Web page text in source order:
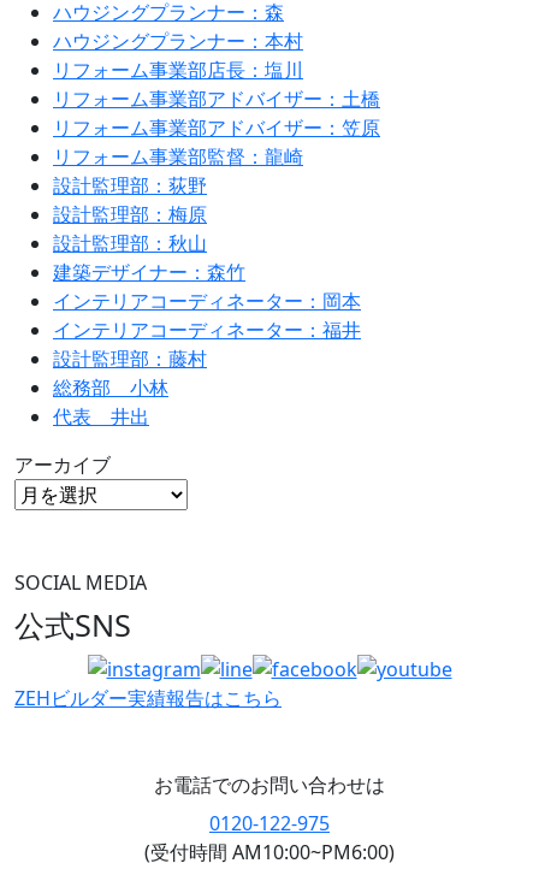
ハウジングプランナー：森
ハウジングプランナー：本村
リフォーム事業部店長：塩川
リフォーム事業部アドバイザー：土橋
リフォーム事業部アドバイザー：笠原
リフォーム事業部監督：龍崎
設計監理部：荻野
設計監理部：梅原
設計監理部：秋山
建築デザイナー：森竹
インテリアコーディネーター：岡本
インテリアコーディネーター：福井
設計監理部：藤村
総務部 小林
代表 井出
アーカイブ
SOCIAL MEDIA
公式SNS
ZEHビルダー実績報告はこちら
お電話でのお問い合わせは
0120-122-975
(受付時間 AM10:00~PM6:00)